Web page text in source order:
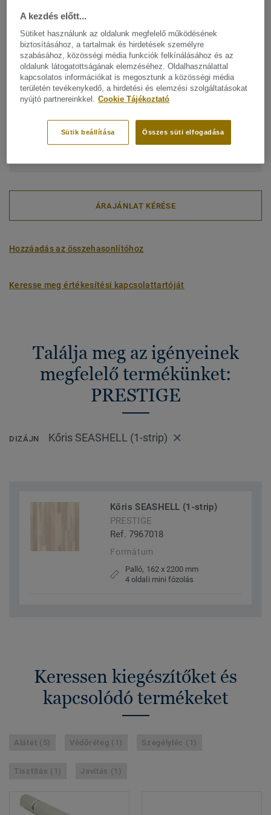
Nettó tömeg (/m²):
Karakter:Kifejező
Latin név:Fraxinus Angustifolia
Palló (1 ref.)
Karbonlábnyom (Bölcsőtől a kapuig)
-4.35 kg CO2/m 2
ÁRAJÁNLAT KÉRÉSE
Hozzáadás az összehasonlítóhoz
Keresse meg értékesítési kapcsolattartóját
Találja meg az igényeinek
megfelelő termékünket:
PRESTIGE
DIZÁJN Kőris SEASHELL (1-strip)
Kőris SEASHELL (1-strip)
PRESTIGE
Ref. 7967018
Formátum
Palló, 162 x 2200 mm
4 oldali mini fózolás
Keressen kiegészítőket és
kapcsolódó termékeket
Alátét (5) Védőréteg (1) Szegélyléc (1)
Tisztítás (1) Javítás (1)
A kezdés előtt...
Sütiket használunk az oldalunk megfelelő működésének
biztosításához, a tartalmak és hirdetések személyre
szabásához, közösségi média funkciók felkínálásához és az
oldalunk látogatottságának elemzéséhez. Oldalhasználattal
kapcsolatos információkat is megosztunk a közösségi média
területén tevékenykedő, a hirdetési és elemzési szolgáltatásokat
nyújtó partnereinkkel. Cookie Tájékoztató
Összes süti elfogadása
Sütik beállítása